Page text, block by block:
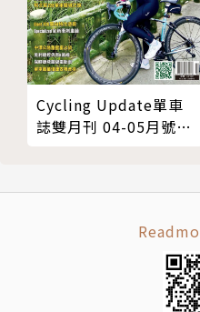
Cycling Update單車
誌雙月刊 04-05月號